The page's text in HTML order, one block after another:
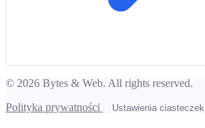
© 2026 Bytes & Web. All rights reserved.
Polityka prywatności
Ustawienia ciasteczek